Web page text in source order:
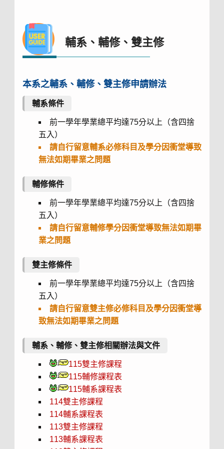
輔系、輔修、雙主修
本系之輔系、輔修、雙主修申請辦法
輔系條件
前一學年學業總平均達75分以上（含四捨
五入）
請自行留意輔系必修科目及學分因衝堂導致
無法如期畢業之問題
輔修條件
前一學年學業總平均達75分以上（含四捨
五入）
請自行留意輔修學分因衝堂導致無法如期畢
業之問題
雙主修條件
前一學年學業總平均達75分以上（含四捨
五入）
請自行留意雙主修必修科目及學分因衝堂導
致無法如期畢業之問題
輔系、輔修、雙主修相關辦法與文件
115雙主修課程
115輔修課程表
115輔系課程表
114雙主修課程
114輔系課程表
113雙主修課程
113輔系課程表